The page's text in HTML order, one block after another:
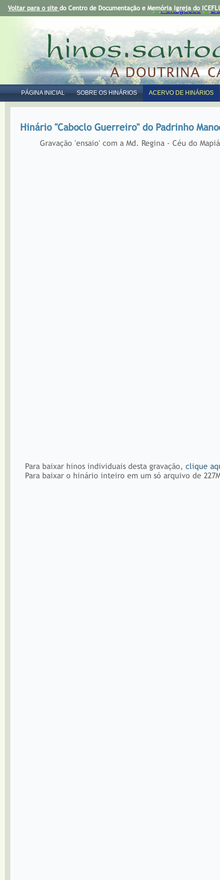
PÁGINA INICIAL SOBRE OS HINÁRIOS ACERVO DE HINÁRIOS
Voltar para o site do Centro de Documentação e Memória Igreja do
Hinário "Caboclo Guerreiro" do Padrinho
Gravação 'ensaio' com a Md. Regina - Céu do Mapiá
Para baixar hinos individuais desta gravação, clique
Para baixar o hinário inteiro em um só arquivo de